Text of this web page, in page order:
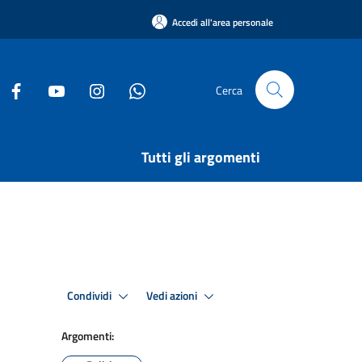
Accedi all'area personale
Cerca
Tutti gli argomenti
Condividi Vedi azioni
Argomenti: